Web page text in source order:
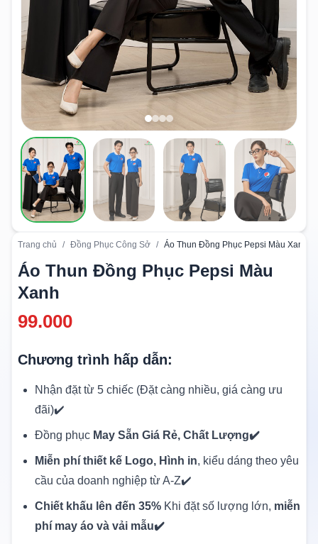
Trang chủ / Đồng Phục Công Sở / Áo Thun Đồng Phục Pepsi Màu Xanh
Áo Thun Đồng Phục Pepsi Màu
Xanh
99.000
Chương trình hấp dẫn:
Nhận đặt từ 5 chiếc (Đặt càng nhiều, giá càng ưu
đãi)✔️
Đồng phục May Sẵn Giá Rẻ, Chất Lượng✔️
Miễn phí thiết kế Logo, Hình in, kiểu dáng theo yêu
cầu của doanh nghiệp từ A-Z✔️
Chiết khấu lên đến 35% Khi đặt số lượng lớn, miễn
phí may áo và vải mẫu✔️